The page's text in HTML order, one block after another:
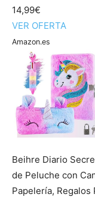
14,99€
VER OFERTA
Amazon.es
Beihre Diario
de Peluche con
Papelería, Regalos